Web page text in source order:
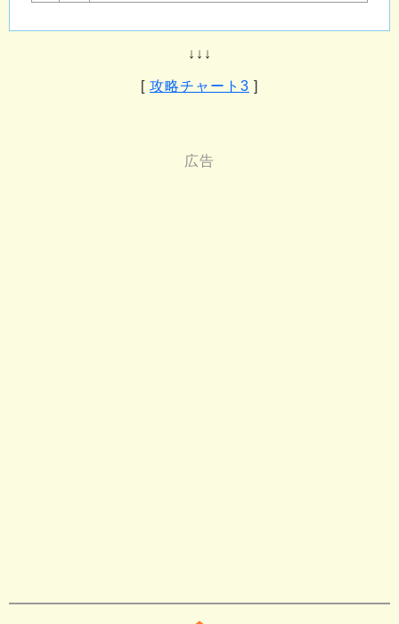
↓↓↓
[ 攻略チャート3 ]